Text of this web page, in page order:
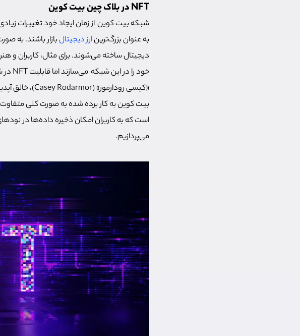
NFT در بلاک چین بیت کوین
شبکه بیت کوین از زمان ایجاد خود تغییرات
به عنوان بزرگ‌ترینارز دیجیتالبازار باشند. به
دیجیتال ساخته می‌شوند. برای مثال، کاربران و
خود را در این شبکه می‌سازند اما قابلیت NFT در شبکه بیت کوین از نظر ماهیت فنی با اتریوم تفاوت زیادی دارد.
«کیسی رودارمور» (Casey Rodarmor)، خالق آپدیت NFT در
است که به کاربران امکان ذخیره داده‌ها در
می‌پردازیم.